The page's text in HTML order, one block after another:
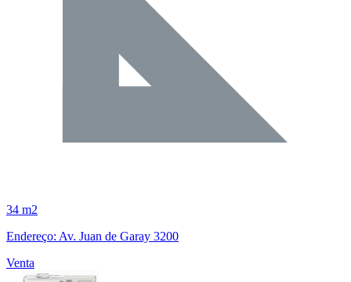
34 m2
Endereço: Av. Juan de Garay 3200
Venta